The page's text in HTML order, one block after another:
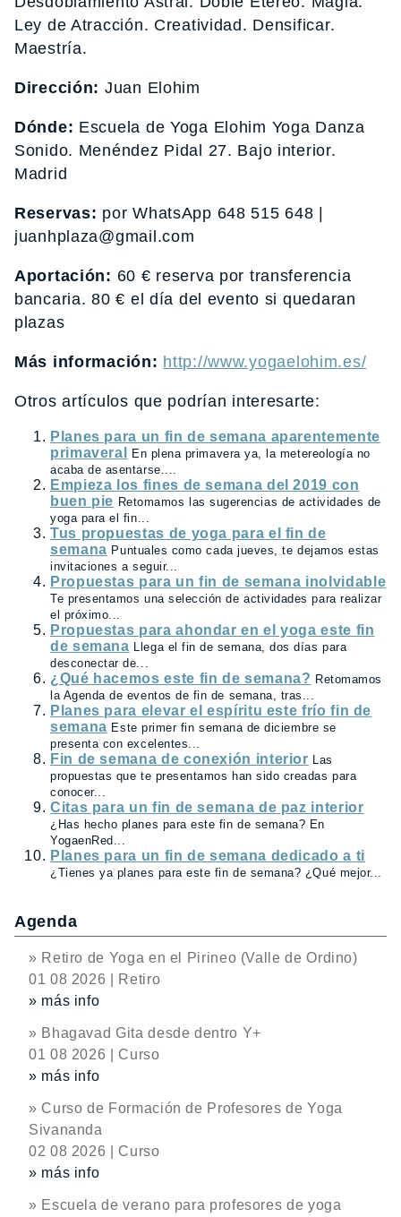
Ley de Atracción. Creatividad. Densificar.
Maestría.
Dirección: Juan Elohim
Dónde: Escuela de Yoga Elohim Yoga Danza
Sonido. Menéndez Pidal 27. Bajo interior.
Madrid
Reservas: por WhatsApp 648 515 648 |
juanhplaza@gmail.com
Aportación: 60 € reserva por transferencia
bancaria. 80 € el día del evento si quedaran
plazas
Más información: http://www.yogaelohim.es/
Otros artículos que podrían interesarte:
Planes para un fin de semana aparentemente
primaveral
En plena primavera ya, la metereología no
acaba de asentarse....
Empieza los fines de semana del 2019 con
buen pie Retomamos las sugerencias de actividades de
yoga para el fin...
Tus propuestas de yoga para el fin de
semana Puntuales como cada jueves, te dejamos estas
invitaciones a seguir...
Propuestas para un fin de semana inolvidable
Te presentamos una selección de actividades para realizar
el próximo...
Propuestas para ahondar en el yoga este fin
de semana Llega el fin de semana, dos días para
desconectar de...
¿Qué hacemos este fin de semana? Retomamos
la Agenda de eventos de fin de semana, tras...
Planes para elevar el espíritu este frío fin de
semana Este primer fin semana de diciembre se
presenta con excelentes...
Fin de semana de conexión interior Las
propuestas que te presentamos han sido creadas para
conocer...
Citas para un fin de semana de paz interior
¿Has hecho planes para este fin de semana? En
YogaenRed...
Planes para un fin de semana dedicado a ti
¿Tienes ya planes para este fin de semana? ¿Qué mejor...
Agenda
» Retiro de Yoga en el Pirineo (Valle de Ordino)
01 08 2026 | Retiro
» más info
» Bhagavad Gita desde dentro Y+
01 08 2026 | Curso
» más info
» Curso de Formación de Profesores de Yoga
Sivananda
02 08 2026 | Curso
» más info
» Escuela de verano para profesores de yoga